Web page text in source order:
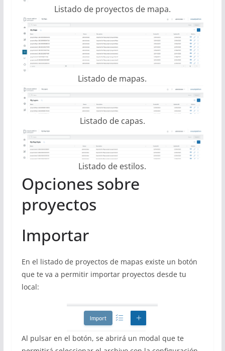
Listado de proyectos de mapa.
Listado de mapas.
Listado de capas.
Listado de estilos.
Opciones sobre
proyectos
Importar
En el listado de proyectos de mapas existe un botón
que te va a permitir importar proyectos desde tu
local:
Al pulsar en el botón, se abrirá un modal que te